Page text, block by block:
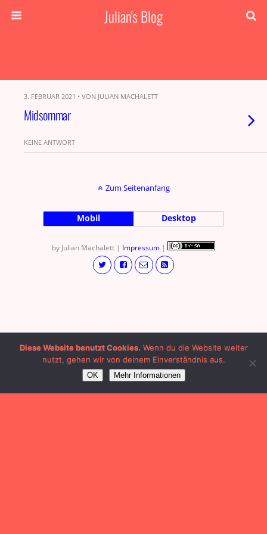
Julian's Blog
3. FEBRUAR 2021 • VON JULIAN MACHALETT
Midsommar
KEINE ANTWORT
Zum Seitenanfang
Mobil Desktop
by Julian Machalett | Impressum |
Diese Website benutzt Cookies. Wenn du die Website weiter
nutzt, gehen wir von deinem Einverständnis aus.
OK Mehr Informationen